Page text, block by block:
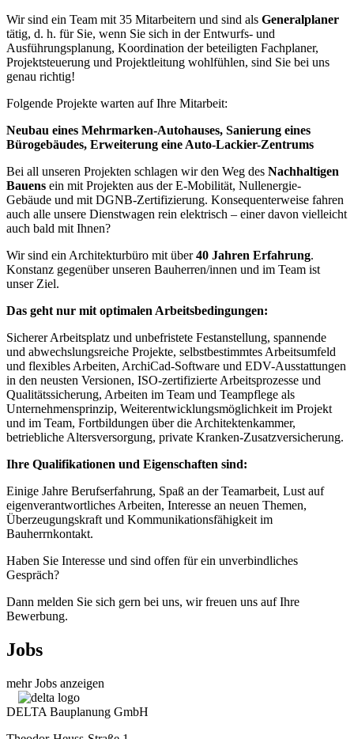
Wir sind ein Team mit 35 Mitarbeitern und sind als Generalplaner
tätig, d. h. für Sie, wenn Sie sich in der Entwurfs- und
Ausführungsplanung, Koordination der beteiligten Fachplaner,
Projektsteuerung und Projektleitung wohlfühlen, sind Sie bei uns
genau richtig!
Folgende Projekte warten auf Ihre Mitarbeit:
Neubau eines Mehrmarken-Autohauses, Sanierung eines
Bürogebäudes, Erweiterung eine Auto-Lackier-Zentrums
Bei all unseren Projekten schlagen wir den Weg des Nachhaltigen
Bauens ein mit Projekten aus der E-Mobilität, Nullenergie-
Gebäude und mit DGNB-Zertifizierung. Konsequenterweise fahren
auch alle unsere Dienstwagen rein elektrisch – einer davon vielleicht
auch bald mit Ihnen?
Wir sind ein Architekturbüro mit über40 Jahren Erfahrung.
Konstanz gegenüber unseren Bauherren/innen und im Team ist
unser Ziel.
Das geht nur mit optimalen Arbeitsbedingungen:
Sicherer Arbeitsplatz und unbefristete Festanstellung, spannende
und abwechslungsreiche Projekte, selbstbestimmtes Arbeitsumfeld
und flexibles Arbeiten, ArchiCad-Software und EDV-Ausstattungen
in den neusten Versionen, ISO-zertifizierte Arbeitsprozesse und
Qualitätssicherung, Arbeiten im Team und Teampflege als
Unternehmensprinzip, Weiterentwicklungsmöglichkeit im Projekt
und im Team, Fortbildungen über die Architektenkammer,
betriebliche Altersversorgung, private Kranken-Zusatzversicherung.
Ihre Qualifikationen und Eigenschaften sind:
Einige Jahre Berufserfahrung, Spaß an der Teamarbeit, Lust auf
eigenverantwortliches Arbeiten, Interesse an neuen Themen,
Überzeugungskraft und Kommunikationsfähigkeit im
Bauherrnkontakt.
Haben Sie Interesse und sind offen für ein unverbindliches
Gespräch?
Dann melden Sie sich gern bei uns, wir freuen uns auf Ihre
Bewerbung.
Jobs
mehr Jobs anzeigen
DELTA Bauplanung GmbH